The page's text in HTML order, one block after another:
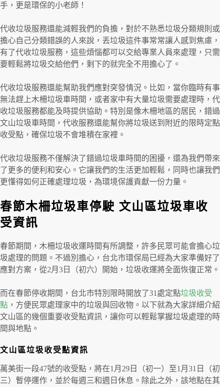
手，更是環保的小老師！
代收垃圾服務還能減輕我們的負擔，對於不熟悉垃圾分類規則或
擔心自己分類錯誤的人來說，丟垃圾這件事常常讓人感到焦慮，
有了代收垃圾服務，這些煩惱都可以交給專業人員來處理，只需
要輕鬆將垃圾交給他們，剩下的就完全不用擔心了。
代收垃圾服務還能幫助我們應對突發情況。比如，當你臨時有事
無法趕上木柵垃圾車時間，或者家中有大量垃圾需要處理時，代
收垃圾服務都能及時提供協助。特別是像木柵地區的居民，錯過
文山垃圾車時間，代收服務還能幫你將垃圾送到附近的限時定點
收受點，確保垃圾不會堆積在家裡。
代收垃圾服務不僅解決了錯過垃圾車時間的困擾，還為我們帶來
了更多的便利和安心。它讓我們的生活更加輕鬆，同時也讓我們
更懂得如何正確處理垃圾，為環境保護貢獻一份力量。
春節木柵垃圾車停駛 文山區垃圾車收
受資訊
春節期間，木柵垃圾收運時間有所調整，許多民眾可能會擔心垃
圾處理的問題。不過別擔心，台北市環保局已經為大家準備好了
應對方案，從2月3日（初六）開始，垃圾收運將全面恢復正常。
而在春節停收期間，台北市特別限時開放了31處定點垃圾收受
點 ，方便民眾處理家中的垃圾與回收物。以下就為大家詳細介紹
文山區的幾個重要收受點資訊，讓你可以輕鬆掌握垃圾處理的時
間與地點。
文山區垃圾收受點資訊
萬美街一段47號的收受點，將在1月29日（初一）至1月31日（初
三）暫停運作，並於每週三和週日休息。除此之外，該地點在其